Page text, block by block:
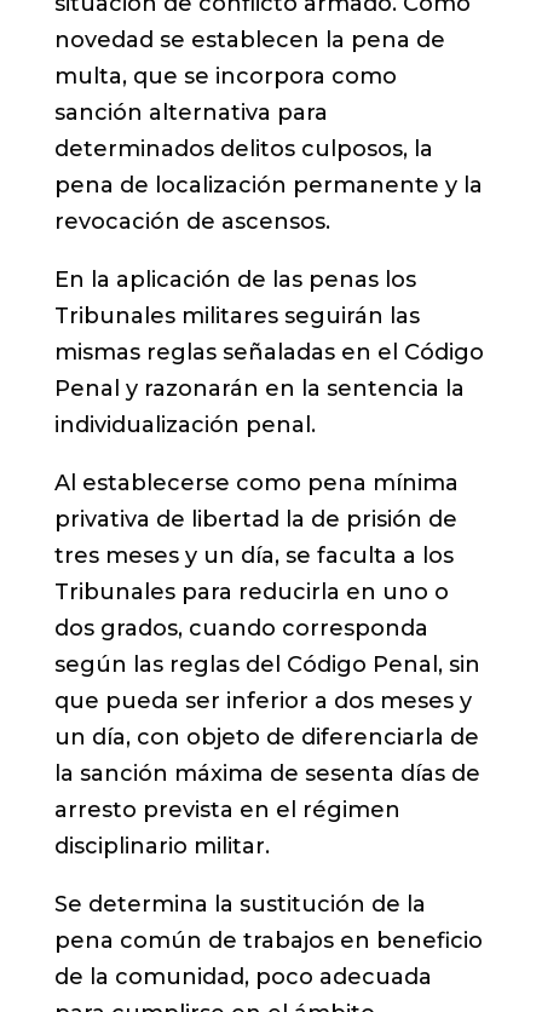
novedad se establecen la pena de
multa, que se incorpora como
sanción alternativa para
determinados delitos culposos, la
pena de localización permanente y la
revocación de ascensos.
En la aplicación de las penas los
Tribunales militares seguirán las
mismas reglas señaladas en el Código
Penal y razonarán en la sentencia la
individualización penal.
Al establecerse como pena mínima
privativa de libertad la de prisión de
tres meses y un día, se faculta a los
Tribunales para reducirla en uno o
dos grados, cuando corresponda
según las reglas del Código Penal, sin
que pueda ser inferior a dos meses y
un día, con objeto de diferenciarla de
la sanción máxima de sesenta días de
arresto prevista en el régimen
disciplinario militar.
Se determina la sustitución de la
pena común de trabajos en beneficio
de la comunidad, poco adecuada